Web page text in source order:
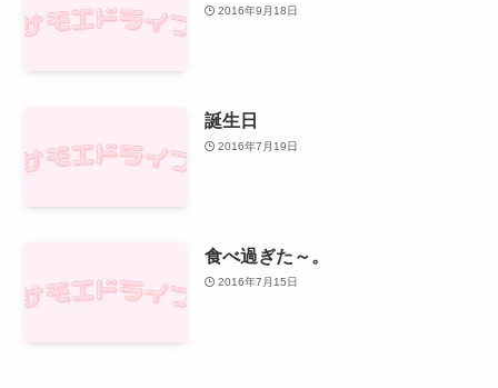
2016年9月18日
誕生日
2016年7月19日
食べ過ぎた～。
2016年7月15日